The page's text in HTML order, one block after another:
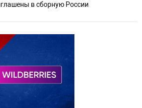
в сборную России